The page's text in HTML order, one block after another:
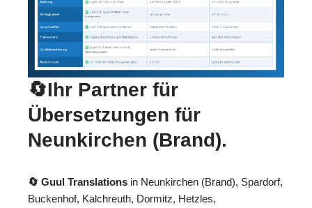
🔄Ihr Partner für
Übersetzungen für
Neunkirchen (Brand).
🔄 Guul Translations in Neunkirchen (Brand), Spardorf,
Buckenhof, Kalchreuth, Dormitz, Hetzles,